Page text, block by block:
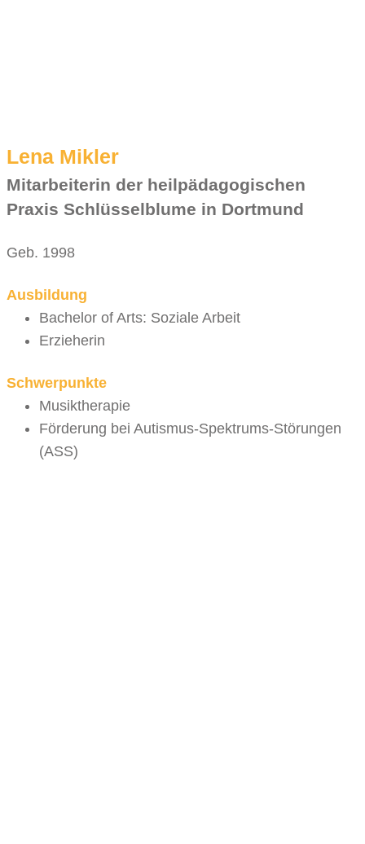
Lena Mikler
Mitarbeiterin der heilpädagogischen
Praxis Schlüsselblume in Dortmund
Geb. 1998
Ausbildung
Bachelor of Arts: Soziale Arbeit
Erzieherin
Schwerpunkte
Musiktherapie
Förderung bei Autismus-Spektrums-Störungen
(ASS)